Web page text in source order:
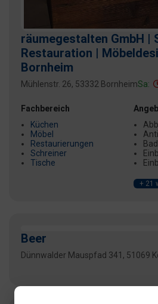
räumegestalten GmbH |
Restauration |
Bornheim
Mühlenstr. 26, 53332 BornheimSa:
Fachbereich
Küchen
Möbel
Restaurierungen
Schreiner
Tische
+ 21
Beer
Dünnwalder Mauspfad 341, 51069